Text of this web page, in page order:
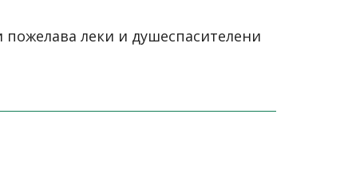
леки и душеспасителени